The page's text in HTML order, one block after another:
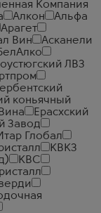
Компания
Алкон
Альфа
Арагет
Вин
Асканели
ЛВЗ
коньячный
Ерасхский
Завод
Глобал
КВКЗ
КВС